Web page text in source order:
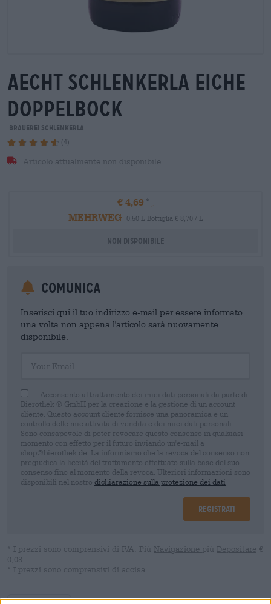
aecht schlenkerla eiche
doppelbock
Brauerei Schlenkerla
(4)
Articolo attualmente non disponibile
€ 4,69
MEHRWEG
0,50 L Bottiglia € 8,70 / L
Non disponibile
Comunica
Inserisci qui il tuo indirizzo e-mail per essere informato
una volta non appena l'articolo sarà nuovamente
disponibile.
Acconsento al trattamento dei miei dati personali da parte di
Bierothek ® GmbH per la creazione e la gestione di un account
cliente. Questo account cliente fornisce una panoramica e un
controllo delle mie attività di vendita e dei miei dati personali.
Sono consapevole di poter revocare questo consenso in qualsiasi
momento con effetto per il futuro inviando un'e-mail a
shop@bierothek.de. La informiamo che la revoca del consenso non
pregiudica la liceità del trattamento effettuato sulla base del suo
consenso fino al momento della revoca. Ulteriori informazioni sono
disponibili nel nostro dichiarazione sulla protezione dei dati
Registrati
* I prezzi sono comprensivi di IVA. Più Navigazione più Depositare €
0,08
* I prezzi sono comprensivi di accisa